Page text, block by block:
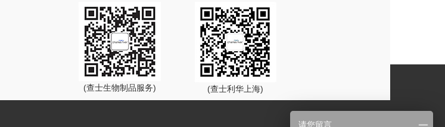
(查士生物制品服务) (查士利华上海)
请您留言